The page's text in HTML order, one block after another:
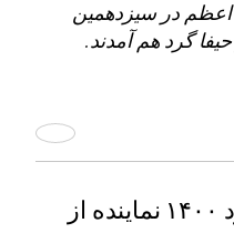
اعظم در سیزدهمین
گرد هم آمدند.
— حدود ۱۴۰۰ نماینده از